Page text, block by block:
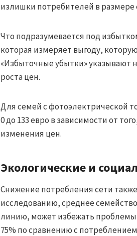
излишки потребителей в размере
Что подразумевается под
которая измеряет выгоду,
«Избыточные убытки» указывают
роста цен.
Для семей с фотоэлектрической
0 до 133 евро в зависимости от
изменения цен.
Экологические и
Снижение потребления сети
исследованию, среднее
линию, может избежать проблемы
75% по сравнению с